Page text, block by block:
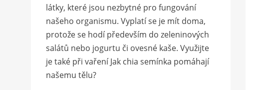
látky, které jsou nezbytné pro fungování
našeho organismu. Vyplatí se je mít doma,
protože se hodí především do zeleninových
salátů nebo jogurtu či ovesné kaše. Využijte
je také při vaření Jak chia semínka pomáhají
našemu tělu?